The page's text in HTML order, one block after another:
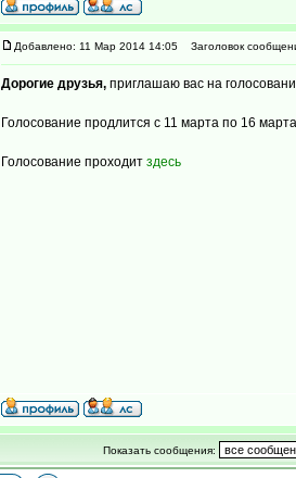
Добавлено: 11 Мар 2014 14:05 Заголовок
Дорогие друзья, приглашаю вас на
Голосование продлится с 11 марта по 16
Голосование проходит здесь
Показать сообщения: